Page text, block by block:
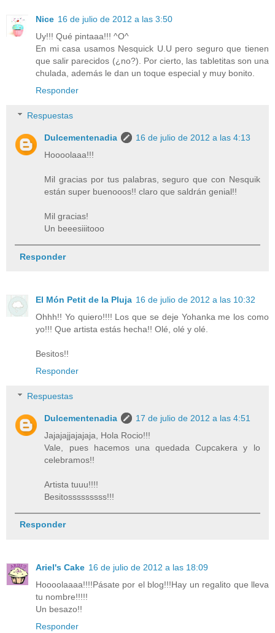
Nice 16 de julio de 2012 a las 3:50
Uy!!! Qué pintaaa!!! ^O^
En mi casa usamos Nesquick U.U pero seguro que tienen
que salir parecidos (¿no?). Por cierto, las tabletitas son una
chulada, además le dan un toque especial y muy bonito.
Responder
Respuestas
Dulcementenadia
16 de julio de 2012 a las 4:13
Hoooolaaa!!!
Mil gracias por tus palabras, seguro que con Nesquik
están super buenooos!! claro que saldrán genial!!
Mil gracias!
Un beeesiiitooo
Responder
El Món Petit de la Pluja 16 de julio de 2012 a las 10:32
Ohhh!! Yo quiero!!!! Los que se deje Yohanka me los como
yo!!! Que artista estás hecha!! Olé, olé y olé.
Besitos!!
Responder
Respuestas
Dulcementenadia
17 de julio de 2012 a las 4:51
Jajajajjajajaja, Hola Rocio!!!
Vale, pues hacemos una quedada Cupcakera y lo
celebramos!!
Artista tuuu!!!!
Besitosssssssss!!!
Responder
Ariel's Cake 16 de julio de 2012 a las 18:09
Hoooolaaaa!!!!Pásate por el blog!!!Hay un regalito que lleva
tu nombre!!!!!
Un besazo!!
Responder